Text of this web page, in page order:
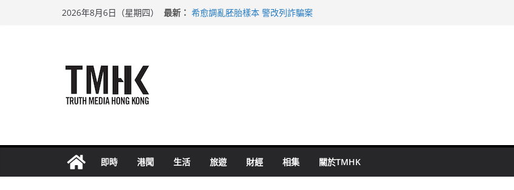
2026年8月6日（星期四） 最新： 希愈調亂胚胎樣本 警改列詐騙案
即時 港聞 生活 旅遊 財經 相集 關於TMHK